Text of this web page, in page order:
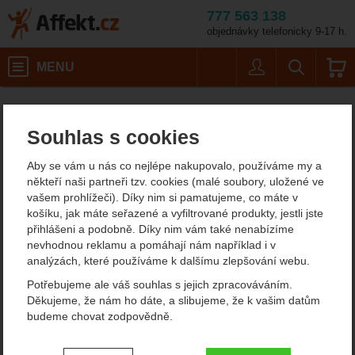
Souhlas s cookies
Aby se vám u nás co nejlépe nakupovalo, používáme my a
někteří naši partneři tzv. cookies (malé soubory, uložené ve
vašem prohlížeči). Díky nim si pamatujeme, co máte v
košíku, jak máte seřazené a vyfiltrované produkty, jestli jste
přihlášeni a podobně. Díky nim vám také nenabízíme
nevhodnou reklamu a pomáhají nám například i v
analýzách, které používáme k dalšímu zlepšování webu.
Potřebujeme ale váš souhlas s jejich zpracováváním.
Děkujeme, že nám ho dáte, a slibujeme, že k vašim datům
budeme chovat zodpovědně.
Nastavení souhlasů s kategoriemi
777 563 138
objednávky telefonicky 9-17 h.
MENU
GSI Rakau Spatula
GSI Rakau Spatula
Fotografie